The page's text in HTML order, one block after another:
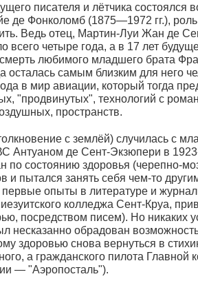
писателя и лётчика состоялся
де Фонколомб (1875—1972 гг.), роль
Ведь отец, Мартин-Луи Жан де
всего четыре года, а в 17 лет
любимого младшего брата
осталась самым близким для него
в мир авиации, который тогда
"продвинутых", технологий с
пространств.
с землёй) случилась с
Антуаном де Сент-Экзюпери в
по состоянию здоровья (черепно-
и пытался занять себя чем-то
первые опыты в литературе и
колледжа Сент-Круа,
посредством писем). Но никаких
несказанно обрадован
здоровью снова вернуться в
а гражданского пилота Главной
— "Аэропосталь").